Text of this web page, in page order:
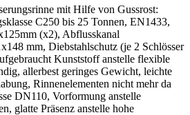
mit Hilfe von Gussrost:
C250 bis 25 Tonnen, EN1433,
(x2), Abflusskanal
mm, Diebstahlschutz (je 2 Schlösser
Kunststoff anstelle flexible
allerbest geringes Gewicht, leichte
Rinnenelementen nicht mehr da
DN110, Vorformung anstelle
glatte Präsenz anstelle hohe